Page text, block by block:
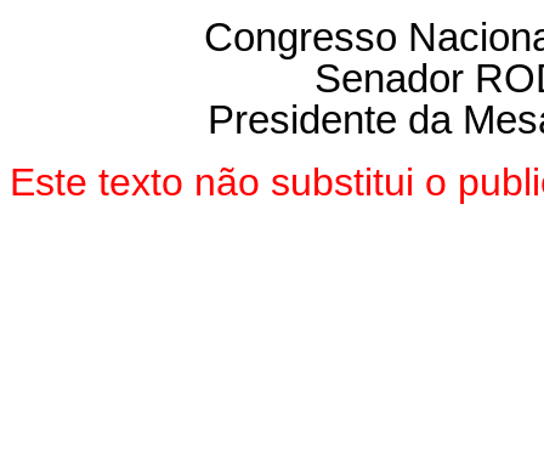
Congresso
Senador
Presidente da
Este texto não substitui o